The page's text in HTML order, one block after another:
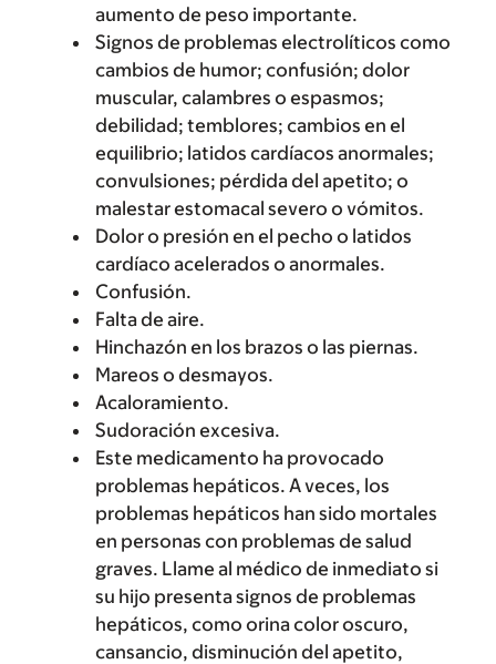
aumento de peso importante.
Signos de problemas electrolíticos como
cambios de humor; confusión; dolor
muscular, calambres o espasmos;
debilidad; temblores; cambios en el
equilibrio; latidos cardíacos anormales;
convulsiones; pérdida del apetito; o
malestar estomacal severo o vómitos.
Dolor o presión en el pecho o latidos
cardíaco acelerados o anormales.
Confusión.
Falta de aire.
Hinchazón en los brazos o las piernas.
Mareos o desmayos.
Acaloramiento.
Sudoración excesiva.
Este medicamento ha provocado
problemas hepáticos. A veces, los
problemas hepáticos han sido mortales
en personas con problemas de salud
graves. Llame al médico de inmediato si
su hijo presenta signos de problemas
hepáticos, como orina color oscuro,
cansancio, disminución del apetito,